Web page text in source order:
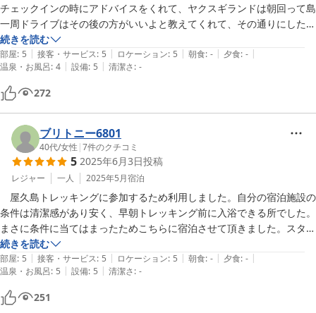
チェックインの時にアドバイスをくれて、ヤクスギランドは朝回って島
一周ドライブはその後の方がいいよと教えてくれて、その通りにしたら
とても良かったです。
ありがとうございました。
続きを読む
部屋: 5 | 接客・サービス: 5 | ロケーション: 5 | 朝食: - | 夕食: - |
温泉・お風呂: 4 | 設備: 5 | 清潔さ: -
272
ブリトニー6801
40代/女性 |7件のクチコミ
5 2025年6月3日投稿
レジャー 一人 2025年5月宿泊
屋久島トレッキングに参加するため利用しました。自分の宿泊施設の
条件は清潔感があり安く、早朝トレッキング前に入浴できる所でした。
まさに条件に当てはまったためこちらに宿泊させて頂きました。スタッ
フの方もこちらのわからない事に対して親切に答えて下さりストレス無
く過ごせました。やはり楽天トラベルでブロンズ獲得されるだけありま
す。必要なものは揃っていました。ス-パ-は少し遠いのは予め知ってい
たしトレッキングによる疲労で買いに行く余裕が無いため宿から紹介さ
れた弁当屋の利用をするば問題無しです。また、機会があれば利用させ
続きを読む
部屋: 5 | 接客・サービス: 5 | ロケーション: 5 | 朝食: - | 夕食: - |
温泉・お風呂: 5 | 設備: 5 | 清潔さ: -
251